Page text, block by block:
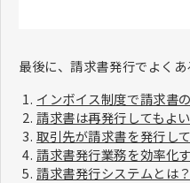
最後に、請求書発行でよくあ
インボイス制度で請求書
請求書は再発行してもよ
取引先が請求書を発行し
請求書発行業務を効率化
請求書発行システムとは？